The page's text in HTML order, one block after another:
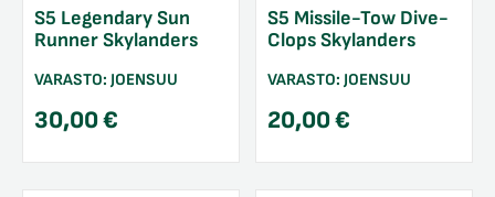
S5 Legendary Sun
Runner Skylanders
VARASTO: JOENSUU
30,00€
S5 Missile-Tow Dive-
Clops Skylanders
VARASTO: JOENSUU
20,00€